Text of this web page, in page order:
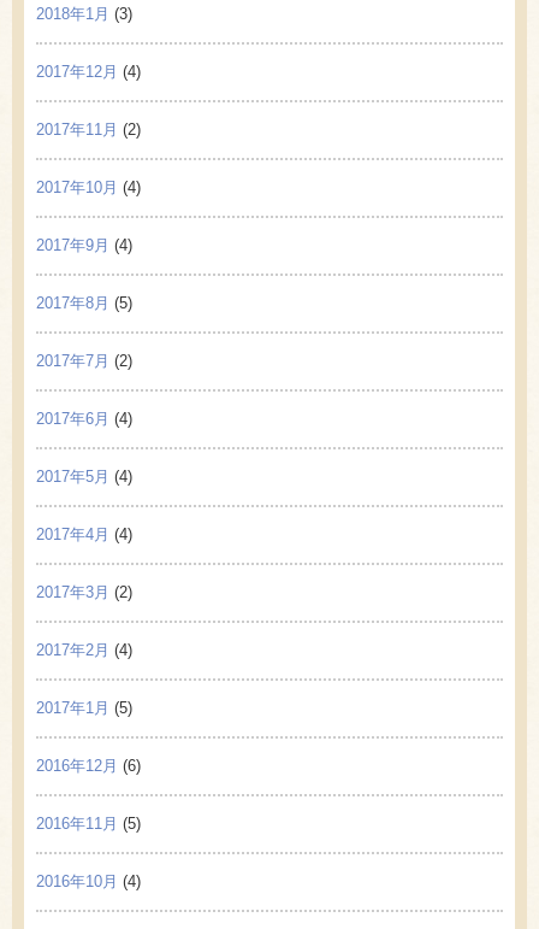
2018年1月 (3)
2017年12月 (4)
2017年11月 (2)
2017年10月 (4)
2017年9月 (4)
2017年8月 (5)
2017年7月 (2)
2017年6月 (4)
2017年5月 (4)
2017年4月 (4)
2017年3月 (2)
2017年2月 (4)
2017年1月 (5)
2016年12月 (6)
2016年11月 (5)
2016年10月 (4)